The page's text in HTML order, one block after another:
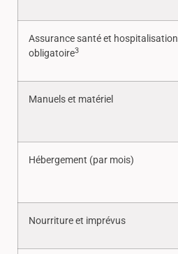
Assurance santé et hospitalisation
obligatoire3
Manuels et matériel
Hébergement (par mois)
Nourriture et imprévus